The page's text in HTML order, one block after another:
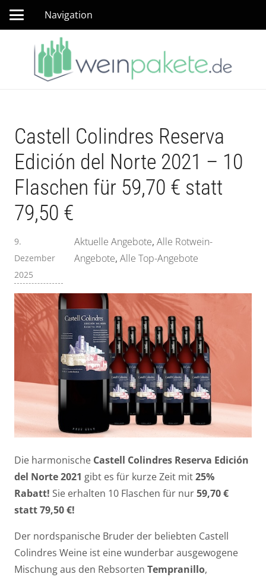
Navigation
Castell Colindres Reserva
Edición del Norte 2021 – 10
Flaschen für 59,70 € statt
79,50 €
9.
Dezember
2025
Aktuelle Angebote,Alle Rotwein-
Angebote,Alle Top-Angebote
Die harmonische Castell Colindres Reserva Edición
del Norte 2021 gibt es für kurze Zeit mit25%
Rabatt! Sie erhalten 10 Flaschen für nur59,70 €
statt 79,50 €!
Der nordspanische Bruder der beliebten Castell
Colindres Weine ist eine wunderbar ausgewogene
Mischung aus den Rebsorten Tempranillo,